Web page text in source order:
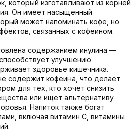
который изготавливают из корней
Он имеет насыщенный
может напоминать кофе, но
связанных с кофеином.
содержанием инулина —
улучшению
здоровье кишечника.
содержит кофеина, что делает
для тех, кто хочет снизить
или ищет альтернативу
Напиток также богат
включая витамин С, витамины